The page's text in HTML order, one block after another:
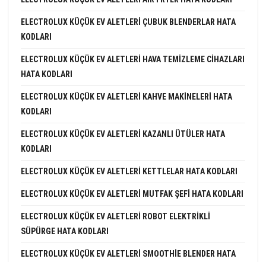
ELECTROLUX KÜÇÜK EV ALETLERI ÇUBUK BLENDERLAR HATA
KODLARI
ELECTROLUX KÜÇÜK EV ALETLERI HAVA TEMIZLEME CIHAZLARI
HATA KODLARI
ELECTROLUX KÜÇÜK EV ALETLERI KAHVE MAKINELERI HATA
KODLARI
ELECTROLUX KÜÇÜK EV ALETLERI KAZANLI ÜTÜLER HATA
KODLARI
ELECTROLUX KÜÇÜK EV ALETLERI KETTLELAR HATA KODLARI
ELECTROLUX KÜÇÜK EV ALETLERI MUTFAK ŞEFI HATA KODLARI
ELECTROLUX KÜÇÜK EV ALETLERI ROBOT ELEKTRIKLI
SÜPÜRGE HATA KODLARI
ELECTROLUX KÜÇÜK EV ALETLERI SMOOTHIE BLENDER HATA